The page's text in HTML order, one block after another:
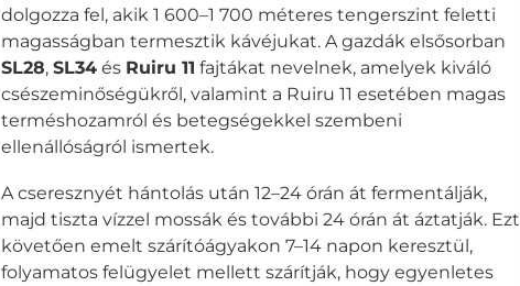
dolgozza fel, akik 1 600–1 700 méteres tengerszint feletti
magasságban termesztik kávéjukat. A gazdák elsősorban
SL28, SL34és Ruiru 11 fajtákat nevelnek, amelyek kiváló
csészeminőségükről, valamint a Ruiru 11 esetében magas
terméshozamról és betegségekkel szembeni
ellenállóságról ismertek.
A cseresznyét hántolás után 12–24 órán át fermentálják,
majd tiszta vízzel mossák és további 24 órán át áztatják. Ezt
követően emelt szárítóágyakon 7–14 napon keresztül,
folyamatos felügyelet mellett szárítják, hogy egyenletes